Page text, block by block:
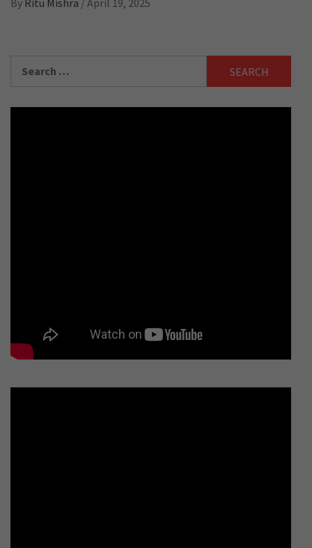
By Ritu Mishra / April 19, 2025